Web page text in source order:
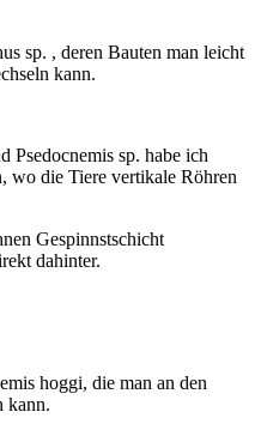
sp. , deren Bauten man leicht
kann.
Psedocnemis sp. habe ich
wo die Tiere vertikale Röhren
Gespinnstschicht
dahinter.
hoggi, die man an den
kann.